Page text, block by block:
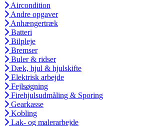
Aircondition
Andre opgaver
Anhængertræk
Batteri
Bilpleje
Bremser
Buler & ridser
Dæk, hjul & hjulskifte
Elektrisk arbejde
Fejlsøgning
Firehjulsudmåling & Sporing
Gearkasse
Kobling
Lak- og malerarbejde